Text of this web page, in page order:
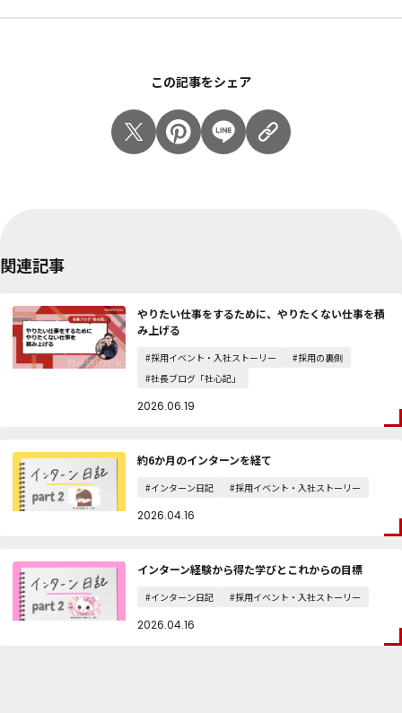
この記事をシェア
関連記事
やりたい仕事をするために、やりたくない仕事を積
み上げる
#採用イベント・入社ストーリー
#採用の裏側
#社長ブログ「社心記」
2026.06.19
約6か月のインターンを経て
#インターン日記 #採用イベント・入社ストーリー
2026.04.16
インターン経験から得た学びとこれからの目標
#インターン日記 #採用イベント・入社ストーリー
2026.04.16